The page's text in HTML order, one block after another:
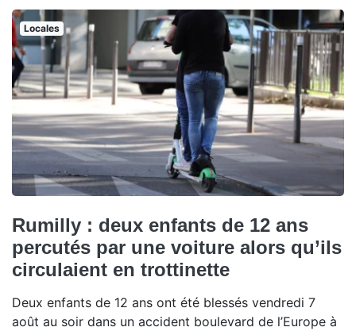
Locales
Rumilly : deux enfants de 12 ans
percutés par une voiture alors qu’ils
circulaient en trottinette
Deux enfants de 12 ans ont été blessés vendredi 7
août au soir dans un accident boulevard de l’Europe à